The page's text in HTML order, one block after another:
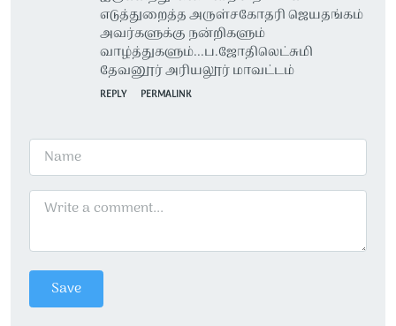
எடுத்துறைத்த அருள்சகோதரி ஜெயதங்கம்
அவர்களுக்கு நன்றிகளும்
வாழ்த்துகளும்...ப.ஜோதிலெட்சுமி
தேவனூர் அரியலூர் மாவட்டம்
REPLY PERMALINK